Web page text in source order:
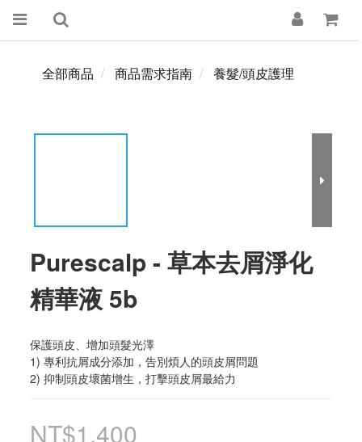
全部商品 商品需求指南 養髮/頭皮護理
Purescalp - 草本去屑淨化
精華液 5b
保護頭皮、增加頭髮光澤
1) 專利抗屑成分添加，告別煩人的頭皮屑問題
2) 抑制頭皮壞菌增生，打擊頭皮屑最給力
NT$1,400